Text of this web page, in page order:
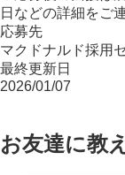
日などの詳細をご
応募先
マクドナルド採用
最終更新日
2026/01/07
お友達に教